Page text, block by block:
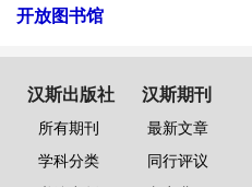
开放图书馆
汉斯出版社
所有期刊
学科分类
汉斯期刊
最新文章
同行评议